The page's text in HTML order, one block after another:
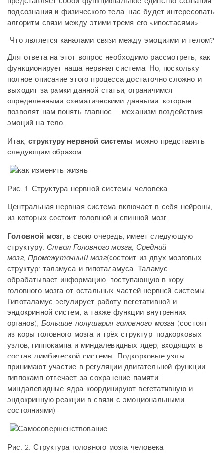
подсознания и физического тела, нас будет интересовать
алгоритм связи между этими тремя его «ипостасями».
Что является каналами связи между эмоциями и телом?
Для ответа на этот вопрос необходимо рассмотреть, как
функционирует наша нервная система. Но, поскольку
полное описание этого процесса достаточно сложно и
выходит за рамки данной статьи, ограничимся
определенными схематическими данными, которые
позволят нам понять главное – механизм воздействия
эмоций на тело.
Итак,структуру нервной системы можно представить
следующим образом.
Рис. 1. Структура нервной системы человека
Центральная нервная система включает в себя нейроны,
из которых состоит головной и спинной мозг.
Головной мозг, в свою очередь, имеет следующую
структуру:Ствол Головного мозга, Средний
мозг,Промежуточный мозг(состоит из двух мозговых
структур: таламуса и гипоталамуса. Таламус
обрабатывает информацию, поступающую в кору
головного мозга от остальных частей нервной системы.
Гипоталамус регулирует работу вегетативной и
эндокринной систем, а также функции внутренних
органов), Большие полушария головного мозга (состоят
из коры головного мозга и трёх структур: подкорковых
узлов, гиппокампа и миндалевидных ядер, входящих в
состав лимбической системы. Подкорковые узлы
принимают участие в регуляции двигательной функции;
гиппокамп отвечает за сохранение памяти;
миндалевидные ядра координируют вегетативную и
эндокринную реакции в связи с эмоциональными
состояниями).
Рис. 2. Структура головного мозга человека